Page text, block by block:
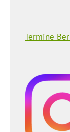
Termine